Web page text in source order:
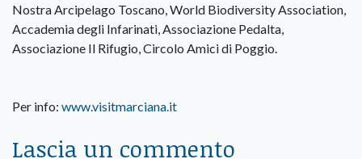
Nostra Arcipelago Toscano, World Biodiversity Association,
Accademia degli Infarinati, Associazione Pedalta,
Associazione Il Rifugio, Circolo Amici di Poggio.
Per info: www.visitmarciana.it
Lascia un commento